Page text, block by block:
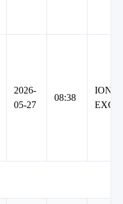
2026-
05-27
08:38
ION